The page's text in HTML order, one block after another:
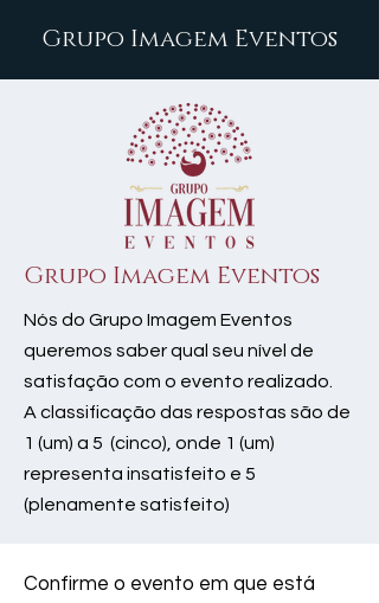
Grupo Imagem Eventos
Grupo Imagem Eventos
Nós do Grupo Imagem Eventos
queremos saber qual seu nível de
satisfação com o evento realizado.
A classificação das respostas são de
1 (um) a 5 (cinco), onde 1 (um)
representa insatisfeito e 5
(plenamente satisfeito)
Confirme o evento em que está